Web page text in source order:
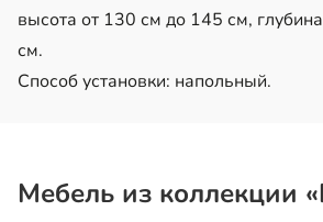
высота от 130 см до 145 см,
см.
Способ установки: напольный.
Мебель из коллекции